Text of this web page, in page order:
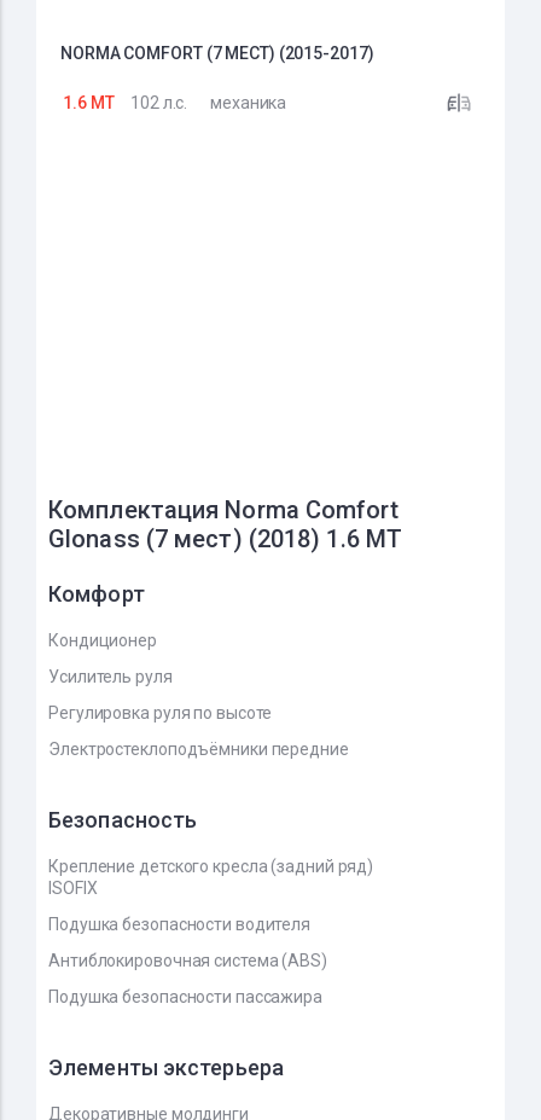
NORMA COMFORT (7 МЕСТ) (2015-2017)
1.6 MT 102 л.с. механика
Комплектация Norma Comfort
Glonass (7 мест) (2018) 1.6 MT
Комфорт
Кондиционер
Усилитель руля
Регулировка руля по высоте
Электростеклоподъёмники передние
Безопасность
Крепление детского кресла (задний ряд)
ISOFIX
Подушка безопасности водителя
Антиблокировочная система (ABS)
Подушка безопасности пассажира
Элементы экстерьера
Декоративные молдинги